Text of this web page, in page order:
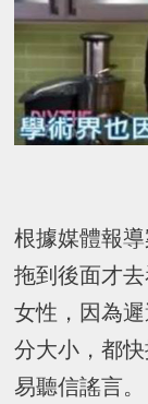
根據媒體報
拖到後面才
女性，因為
分大小，都
易聽信謠言。